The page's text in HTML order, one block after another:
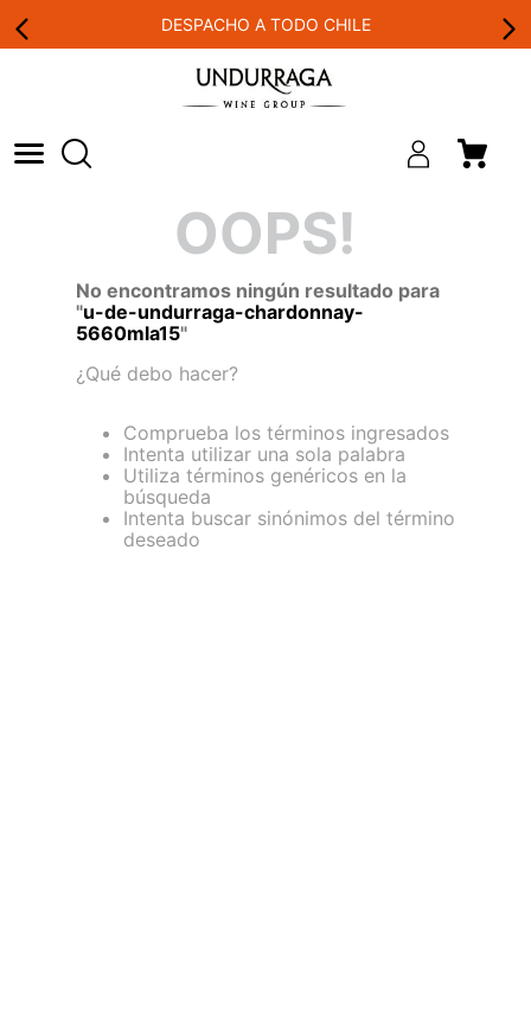
DESPACHO A TODO CHILE
OOPS!
No encontramos ningún resultado para
"u-de-undurraga-chardonnay-
5660mla15"
¿Qué debo hacer?
Comprueba los términos ingresados
Intenta utilizar una sola palabra
Utiliza términos genéricos en la
búsqueda
Intenta buscar sinónimos del término
deseado